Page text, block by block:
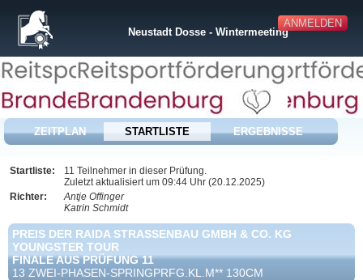
ANMELDEN
Neustadt Dosse - Wintermeeting
ZEITPLAN STARTLISTE ERGEBNISSE
Startliste:
11 Teilnehmer in dieser Prüfung.
Zuletzt aktualisiert um 09:44 Uhr (20.12.2025)
Richter:
Antje Offinger
Katrin Schmidt
PREIS DER RAIDA STRASSENBAU GMBH & CO. KG
YOUNGSTER TOUR
FINALE AUS PRÜFUNG 11
13 ZWEI-PHASEN-SPRINGPRFG.KL.M** 130CM